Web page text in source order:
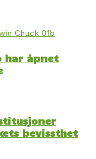
har åpnet
bevissthet